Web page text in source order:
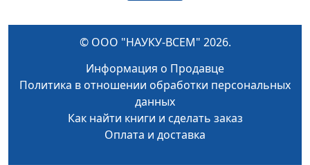
© ООО "НАУКУ-ВСЕМ" 2026.
Информация о Продавце
Политика в отношении обработки персональных
данных
Как найти книги и сделать заказ
Оплата и доставка